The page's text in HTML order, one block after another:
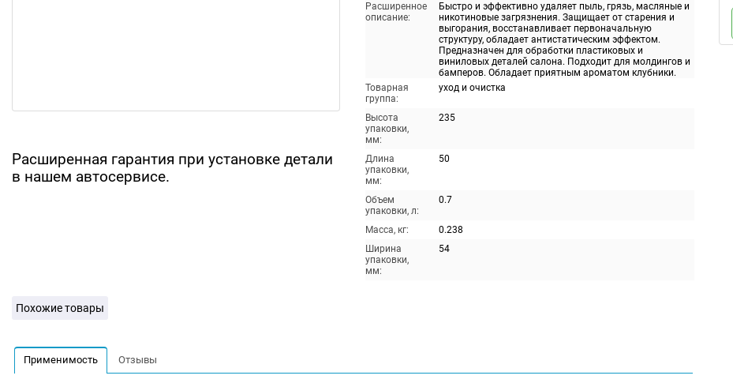
Расширенная гарантия при установке детали
в нашем автосервисе.
Расширенное
описание:
Быстро и эффективно удаляет пыль, грязь, масляные и
никотиновые загрязнения. Защищает от старения и
выгорания, восстанавливает первоначальную
структуру, обладает антистатическим эффектом.
Предназначен для обработки пластиковых и
виниловых деталей салона. Подходит для молдингов и
бамперов. Обладает приятным ароматом клубники.
Товарная
группа:
уход и очистка
Высота
упаковки,
мм:
235
Длина
упаковки,
мм:
50
Объем
упаковки, л:
0.7
Масса, кг:
0.238
Ширина
упаковки,
мм:
54
Похожие товары
Применимость Отзывы